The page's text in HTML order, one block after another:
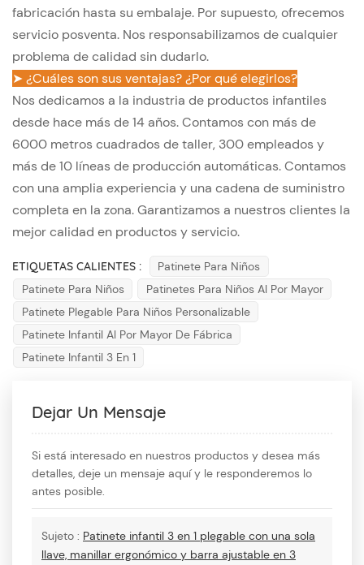
fabricación hasta su embalaje. Por supuesto, ofrecemos
servicio posventa. Nos responsabilizamos de cualquier
problema de calidad sin dudarlo.
➤ ¿Cuáles son sus ventajas? ¿Por qué elegirlos?
Nos dedicamos a la industria de productos infantiles
desde hace más de 14 años. Contamos con más de
6000 metros cuadrados de taller, 300 empleados y
más de 10 líneas de producción automáticas. Contamos
con una amplia experiencia y una cadena de suministro
completa en la zona. Garantizamos a nuestros clientes la
mejor calidad en productos y servicio.
ETIQUETAS CALIENTES :
Patinete Para Niños
Patinete Para Niños
Patinetes Para Niños Al Por Mayor
Patinete Plegable Para Niños Personalizable
Patinete Infantil Al Por Mayor De Fábrica
Patinete Infantil 3 En 1
Dejar Un Mensaje
Si está interesado en nuestros productos y desea más
detalles, deje un mensaje aquí y le responderemos lo
antes posible.
Sujeto : Patinete infantil 3 en 1 plegable con una sola
llave, manillar ergonómico y barra ajustable en 3